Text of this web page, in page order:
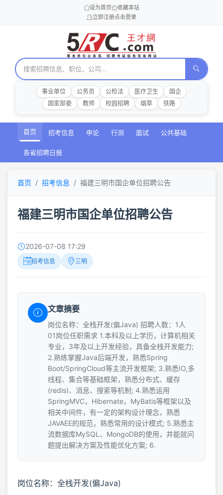
设为首页
收藏本站
立即注册点击登录
事业单位 公务员 公检法 医疗卫生
国企
国家部委
教师 校园招聘 烟草 铁路
首页 招考信息 申论 行测 面试 公共基础
各省招聘日报
首页 招考信息 福建三明市国企单位招聘公告
福建三明市国企单位招聘公告
2026-07-08 17:29
招考信息 三明
文章摘要
岗位名称：全栈开发(偏Java) 招聘人数：1人
01岗位任职需求 1.本科及以上学历，计算机相关
专业，3年及以上开发经验，具备全栈开发能力;
2.熟练掌握Java后端开发，熟悉Spring
Boot/SpringCloud等主流开发框架; 3.熟悉IO,多
线程、集合等基础框架，熟悉分布式、缓存
(redis)、消息、搜索等机制; 4.熟悉运用
SpringMVC，Hibernate，MyBatis等框架以及
相关中间件，有一定的架构设计理念，熟悉
JAVAEE的规范，熟悉常用的设计模式; 5.熟悉主
流数据库MySQL、MongoDB的使用，并能就问
题提出解决方案及性能优化方案; 6.
岗位名称：全栈开发(偏Java)